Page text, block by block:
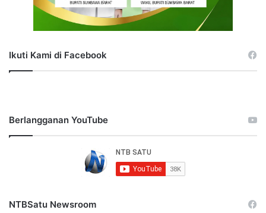
Ikuti Kami di Facebook
Berlangganan YouTube
NTBSatu Newsroom